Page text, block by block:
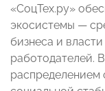
«СоцТех.ру»
экосистемы —
бизнеса и
работодателей.
распределением